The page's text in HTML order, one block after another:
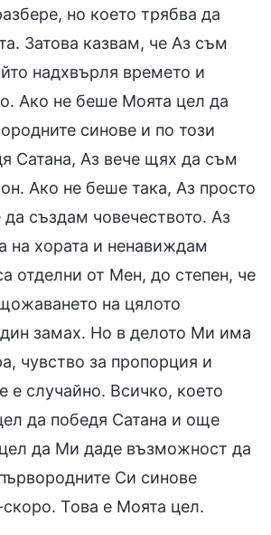
но което трябва да
Затова казвам, че Аз съм
надхвърля времето и
Ако не беше Моята цел да
синове и по този
Сатана, Аз вече щях да съм
Ако не беше така, Аз просто
създам човечеството. Аз
на хората и ненавиждам
отделни от Мен, до степен, че
на цялото
замах. Но в делото Ми има
чувство за пропорция и
е случайно. Всичко, което
да победя Сатана и още
да Ми даде възможност да
Си синове
Това е Моята цел.